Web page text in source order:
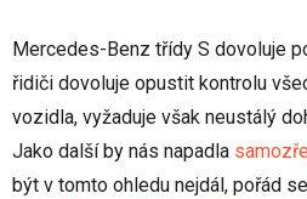
Mercedes-Benz třídy S dovoluje
řidiči dovoluje opustit kontrolu
vozidla, vyžaduje však neustálý
Jako další by nás napadla
být v tomto ohledu nejdál, pořád